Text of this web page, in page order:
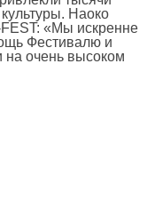
Наоко
«Мы искренне
Фестивалю и
на очень высоком